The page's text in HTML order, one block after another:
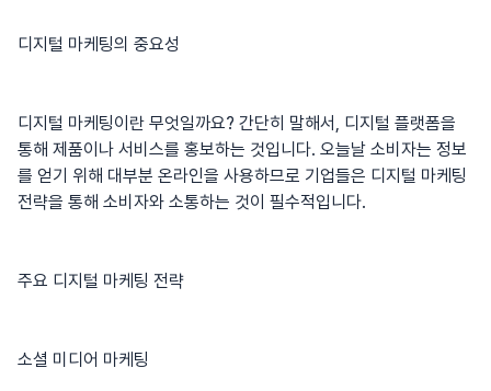
디지털 마케팅의 중요성
디지털 마케팅이란 무엇일까요? 간단히 말해서, 디지털 플랫폼을
통해 제품이나 서비스를 홍보하는 것입니다. 오늘날 소비자는 정보
를 얻기 위해 대부분 온라인을 사용하므로 기업들은 디지털 마케팅
전략을 통해 소비자와 소통하는 것이 필수적입니다.
주요 디지털 마케팅 전략
소셜 미디어 마케팅